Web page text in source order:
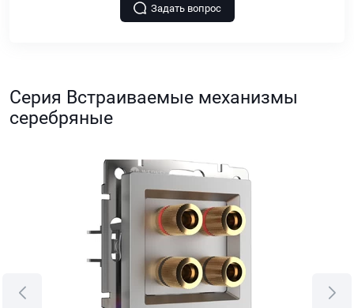
Задать вопрос
Серия Встраиваемые механизмы
серебряные